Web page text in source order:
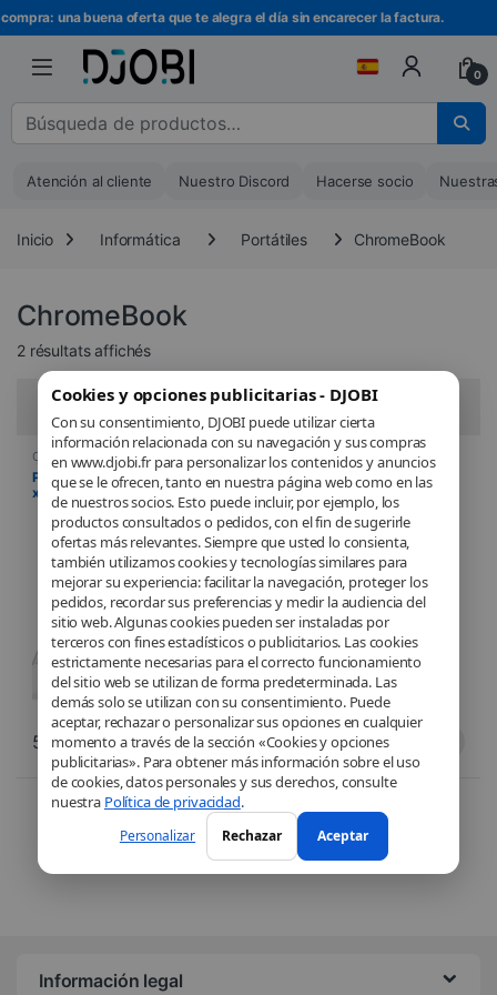
Cookies y opciones publicitarias - DJOBI
Con su consentimiento, DJOBI puede utilizar cierta
información relacionada con su navegación y sus compras
en www.djobi.fr para personalizar los contenidos y anuncios
que se le ofrecen, tanto en nuestra página web como en las
de nuestros socios. Esto puede incluir, por ejemplo, los
productos consultados o pedidos, con el fin de sugerirle
ofertas más relevantes. Siempre que usted lo consienta,
también utilizamos cookies y tecnologías similares para
mejorar su experiencia: facilitar la navegación, proteger los
pedidos, recordar sus preferencias y medir la audiencia del
sitio web. Algunas cookies pueden ser instaladas por
terceros con fines estadísticos o publicitarios. Las cookies
estrictamente necesarias para el correcto funcionamiento
del sitio web se utilizan de forma predeterminada. Las
demás solo se utilizan con su consentimiento. Puede
aceptar, rechazar o personalizar sus opciones en cualquier
momento a través de la sección «Cookies y opciones
publicitarias». Para obtener más información sobre el uso
de cookies, datos personales y sus derechos, consulte
nuestra Política de privacidad.
Personalizar Rechazar Aceptar
Ir a la navegación
Ir al contenidouna buena oferta que te alegra el día sin encarecer la factura.
0
Buscar :
Atención al cliente Nuestro Discord Hacerse socio
Inicio Informática Portátiles ChromeBook
ChromeBook
2 résultats affichésTrié du plus récent au plus ancien
ChromeBook,Informática,
Ordenador portátil,Portátiles
PC portable – HP Chromebook
x360 14b-cb0006nf – Chrome
OS – 14″ (35,6 cm) – Intel®
Pentium® Silver N600 – Intel®
UHD – Noir
589,90€
ChromeBook,Informática ,
Portátiles
Chromebook – HP 14a-
na0020nf
329,00€
2 résultats affichés
Información legal